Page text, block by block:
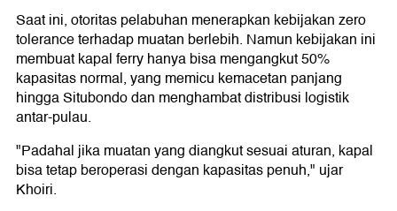
Saat ini, otoritas pelabuhan menerapkan kebijakan zero
tolerance terhadap muatan berlebih. Namun kebijakan ini
membuat kapal ferry hanya bisa mengangkut 50%
kapasitas normal, yang memicu kemacetan panjang
hingga Situbondo dan menghambat distribusi logistik
antar-pulau.
"Padahal jika muatan yang diangkut sesuai aturan, kapal
bisa tetap beroperasi dengan kapasitas penuh," ujar
Khoiri.